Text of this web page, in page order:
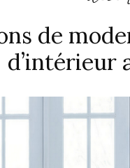
de
d’intérieur